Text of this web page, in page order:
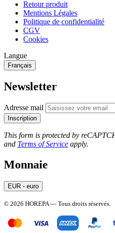
Retour produit
Mentions Légales
Politique de confidentialité
CGV
Cookies
Langue
Français
Newsletter
Adresse mail
Inscription
This form is protected by
and Terms of Service apply.
Monnaie
EUR - euro
© 2026 HOREPA — Tous droits réservés.